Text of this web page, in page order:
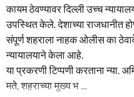
कायम ठेवण्यावर दिल्ली उच्च
उपस्थित केले. देशाच्या राजधानीत
संपूर्ण शहराला नाहक ओलीस का
न्यायालयाने केला आहे.
या प्रकरणी टिप्पणी करताना न्या.
मते, शहराच्या मुख्य भ ...